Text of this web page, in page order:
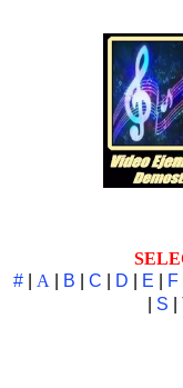
#| A B C D E F
S